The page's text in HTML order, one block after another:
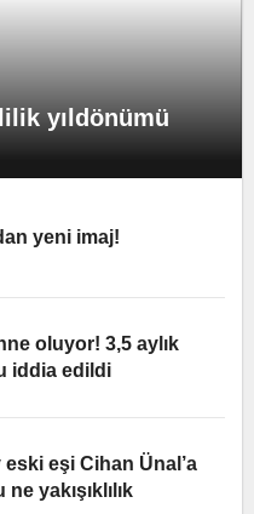
yıldönümü
yeni imaj!
oluyor! 3,5 aylık
iddia edildi
eşi Cihan Ünal’a
yakışıklılık